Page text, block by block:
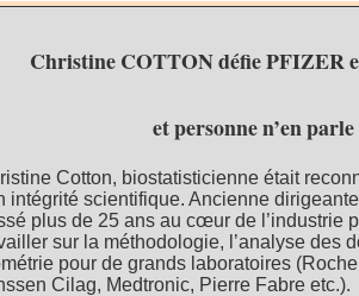
Christine COTTON défie PFIZER
et personne n’en
Cotton, biostatisticienne était
intégrité scientifique. Ancienne
plus de 25 ans au cœur de l’industrie
sur la méthodologie, l’analyse des
pour de grands laboratoires
Cilag, Medtronic, Pierre Fabre etc.).